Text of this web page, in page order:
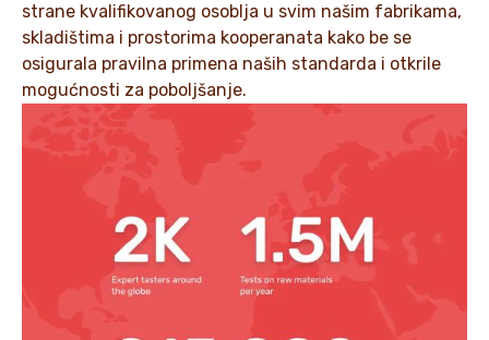
strane kvalifikovanog osoblja u svim našim fabrikama,
skladištima i prostorima kooperanata kako be se
osigurala pravilna primena naših standarda i otkrile
mogućnosti za poboljšanje.